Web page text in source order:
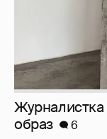
образ
6